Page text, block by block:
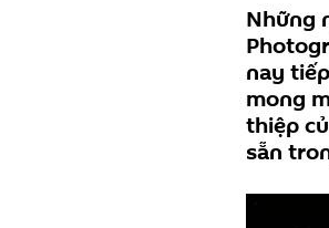
Những
nay
mong
thiệp
sẵn